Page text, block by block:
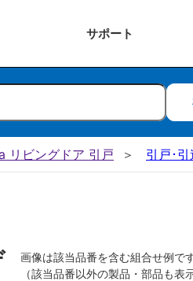
サポート
リビングドア 引戸 引戸･引
画像は該当品番を含む組合せ例です
（該当品番以外の製品・部品も表